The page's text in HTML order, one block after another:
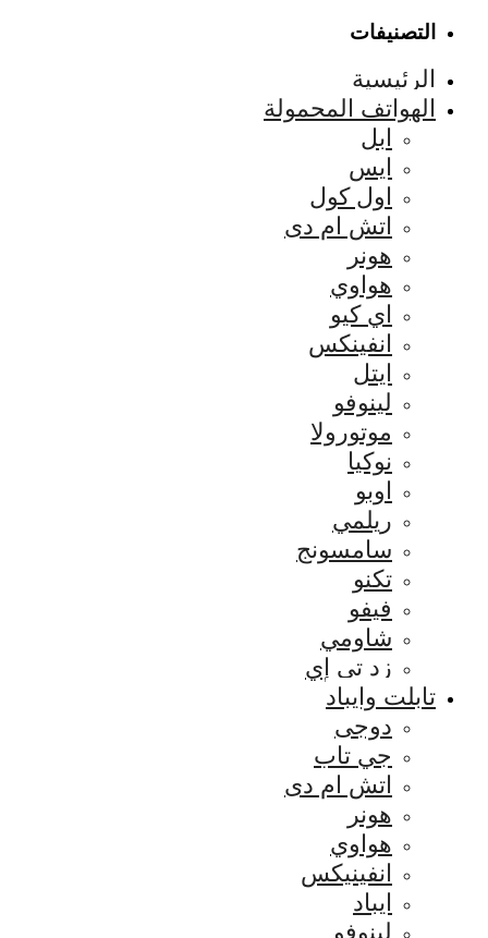
التصنيفات
الرئيسية
الهواتف المحمولة
ابل
ايس
اول كول
اتش ام دى
هونر
هواوي
اي كيو
انفينكس
ايتل
لينوفو
موتورولا
نوكيا
اوبو
ريلمي
سامسونج
تكنو
فيفو
شاومي
زد تي إي
تابلت وايباد
دوجى
جي تاب
اتش ام دى
هونر
هواوي
انفينيكس
ايباد
لينوفو